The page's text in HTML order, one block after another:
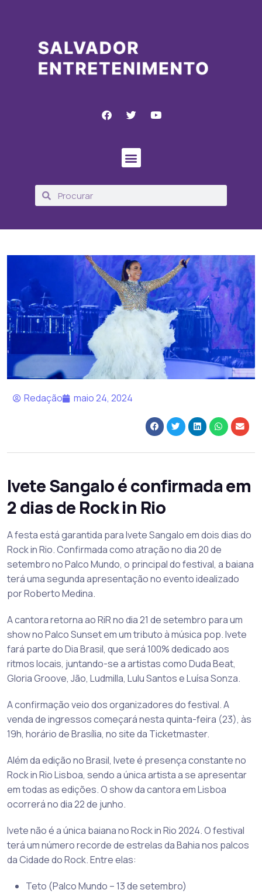
Redação maio 24, 2024
Ivete Sangalo é confirmada em
2 dias de Rock in Rio
A festa está garantida para Ivete Sangalo em dois dias do
Rock in Rio. Confirmada como atração no dia 20 de
setembro no Palco Mundo, o principal do festival, a baiana
terá uma segunda apresentação no evento idealizado
por Roberto Medina.
A cantora retorna ao RiR no dia 21 de setembro para um
show no Palco Sunset em um tributo à música pop. Ivete
fará parte do Dia Brasil, que será 100% dedicado aos
ritmos locais, juntando-se a artistas como Duda Beat,
Gloria Groove, Jão, Ludmilla, Lulu Santos e Luísa Sonza.
A confirmação veio dos organizadores do festival. A
venda de ingressos começará nesta quinta-feira (23), às
19h, horário de Brasília, no site da Ticketmaster.
Além da edição no Brasil, Ivete é presença constante no
Rock in Rio Lisboa, sendo a única artista a se apresentar
em todas as edições. O show da cantora em Lisboa
ocorrerá no dia 22 de junho.
Ivete não é a única baiana no Rock in Rio 2024. O festival
terá um número recorde de estrelas da Bahia nos palcos
da Cidade do Rock. Entre elas:
Teto (Palco Mundo – 13 de setembro)